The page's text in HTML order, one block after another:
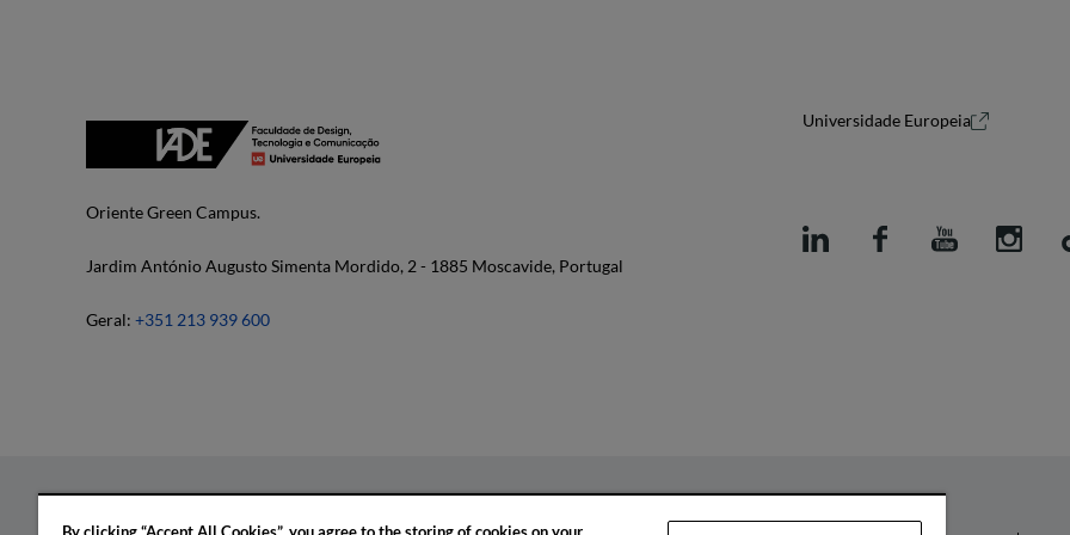
Oriente Green Campus.
Jardim António Augusto Simenta Mordido, 2 - 1885 Moscavide, Portugal
Geral: +351 213 939 600
Universidade Europeia